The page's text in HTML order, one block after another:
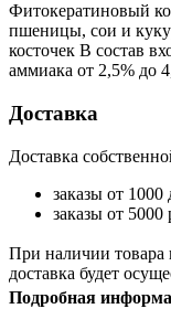
Фитокератиновый
пшеницы, сои и
косточек В состав
аммиака от 2,5% до
Доставка
Доставка
заказы от
заказы от
При наличии товара
доставка будет
Подробная